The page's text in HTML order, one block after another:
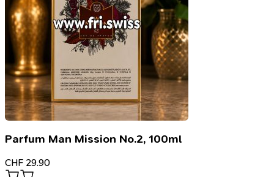
Parfum Man Mission No.2, 100ml
CHF 29.90